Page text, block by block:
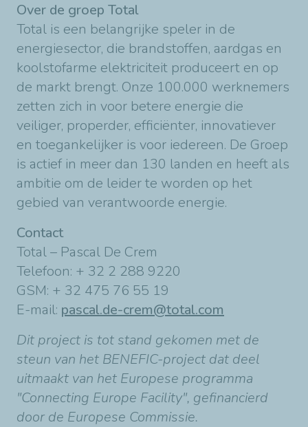
Over de groep Total
Total is een belangrijke speler in de
energiesector, die brandstoffen, aardgas en
koolstofarme elektriciteit produceert en op
de markt brengt. Onze 100.000 werknemers
zetten zich in voor betere energie die
veiliger, properder, efficiënter, innovatiever
en toegankelijker is voor iedereen. De Groep
is actief in meer dan 130 landen en heeft als
ambitie om de leider te worden op het
gebied van verantwoorde energie.
Contact
Total – Pascal De Crem
Telefoon: + 32 2 288 9220
GSM: + 32 475 76 55 19
E-mail: pascal.de-crem@total.com
Dit project is tot stand gekomen met de
steun van het BENEFIC-project dat deel
uitmaakt van het Europese programma
"Connecting Europe Facility", gefinancierd
door de Europese Commissie.